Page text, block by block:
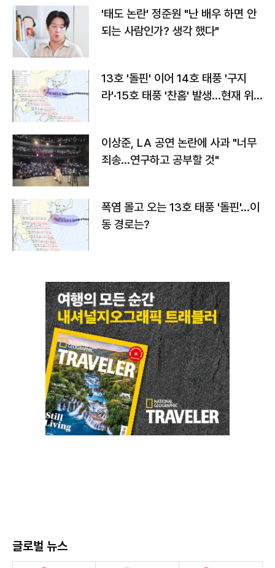
'태도 논란' 정준원 "난 배우 하면 안
되는 사람인가? 생각 했다"
13호 '돌핀' 이어 14호 태풍 '구지
라'·15호 태풍 '찬홈' 발생…현재 위
이상준, LA 공연 논란에 사과 "너무
죄송…연구하고 공부할 것"
폭염 몰고 오는 13호 태풍 '돌핀'…이
동 경로는?
글로벌 뉴스